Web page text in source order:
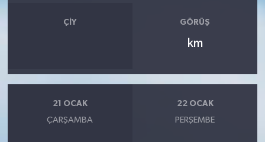
ÇIY GÖRÜŞ
km
21 OCAK
ÇARŞAMBA
22 OCAK
PERŞEMBE
OTOMOTİV
SAĞLIK
Savaştepe